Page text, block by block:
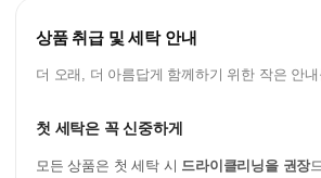
상품 취급 및 세탁 안내
더 오래, 더 아름답게 함께하기 위한 작은 안내
첫 세탁은 꼭 신중하게
모든 상품은 첫 세탁 시 드라이클리닝을 권장